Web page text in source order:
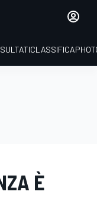
CLASSIFICA
È